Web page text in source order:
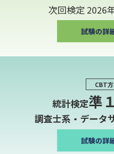
次回検定 2026
CBT
統計検定準
調査士系・データ